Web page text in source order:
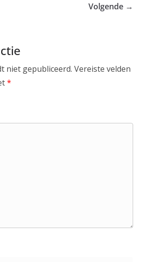
Volgende →
niet gepubliceerd. Vereiste velden
*